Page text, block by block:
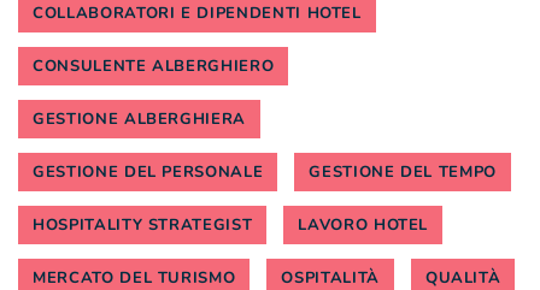
COLLABORATORI E DIPENDENTI HOTEL
CONSULENTE ALBERGHIERO
GESTIONE ALBERGHIERA
GESTIONE DEL PERSONALE GESTIONE DEL TEMPO
HOSPITALITY STRATEGIST LAVORO HOTEL
MERCATO DEL TURISMO OSPITALITÀ QUALITÀ